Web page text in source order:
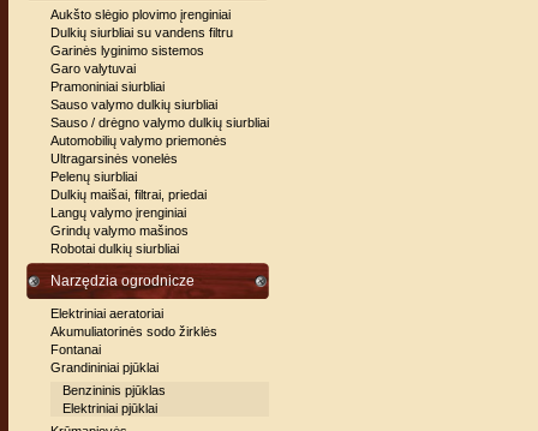
Aukšto slėgio plovimo įrenginiai
Dulkių siurbliai su vandens filtru
Garinės lyginimo sistemos
Garo valytuvai
Pramoniniai siurbliai
Sauso valymo dulkių siurbliai
Sauso / drėgno valymo dulkių siurbliai
Automobilių valymo priemonės
Ultragarsinės vonelės
Pelenų siurbliai
Dulkių maišai, filtrai, priedai
Langų valymo įrenginiai
Grindų valymo mašinos
Robotai dulkių siurbliai
Narzędzia ogrodnicze
Elektriniai aeratoriai
Akumuliatorinės sodo žirklės
Fontanai
Grandininiai pjūklai
Benzininis pjūklas
Elektriniai pjūklai